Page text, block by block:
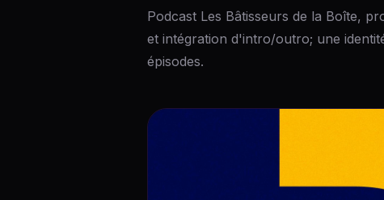
Podcast Les Bâtisseurs de la Boîte,
et intégration d'intro/outro; une
épisodes.